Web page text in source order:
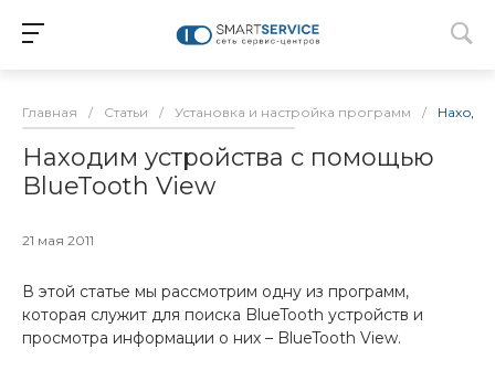
Главная / Статьи / Установка и настройка программ /
Находим устройства с помощью
BlueTooth View
21 мая 2011
В этой статье мы рассмотрим одну из программ,
которая служит для поиска BlueTooth устройств и
просмотра информации о них – BlueTooth View.